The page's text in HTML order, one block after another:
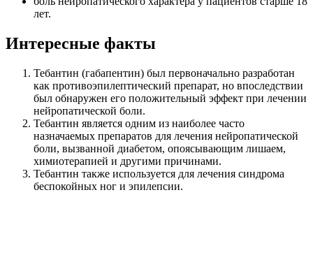
лет.
Интересные факты
Тебантин (габапентин) был первоначально разработан
как противоэпилептический препарат, но впоследствии
был обнаружен его положительный эффект при лечении
нейропатической боли.
Тебантин является одним из наиболее часто
назначаемых препаратов для лечения нейропатической
боли, вызванной диабетом, опоясывающим лишаем,
химиотерапией и другими причинами.
Тебантин также используется для лечения синдрома
беспокойных ног и эпилепсии.